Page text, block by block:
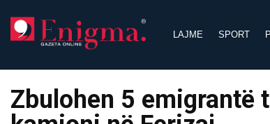
content
LAJME SPORT
Zbulohen 5 emigrantë